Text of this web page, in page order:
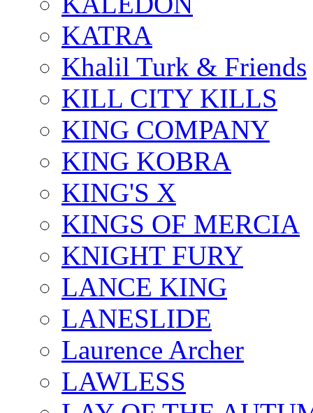
KATRA
Khalil Turk & Friends
KILL CITY KILLS
KING COMPANY
KING KOBRA
KING'S X
KINGS OF MERCIA
KNIGHT FURY
LANCE KING
LANESLIDE
Laurence Archer
LAWLESS